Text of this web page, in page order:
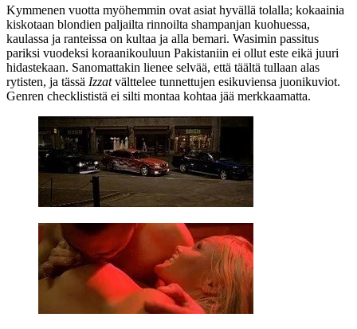
Kymmenen vuotta myöhemmin ovat asiat hyvällä tolalla; kokaainia
kiskotaan blondien paljailta rinnoilta shampanjan kuohuessa,
kaulassa ja ranteissa on kultaa ja alla bemari. Wasimin passitus
pariksi vuodeksi koraanikouluun Pakistaniin ei ollut este eikä juuri
hidastekaan. Sanomattakin lienee selvää, että täältä tullaan alas
rytisten, ja tässä Izzatvälttelee tunnettujen esikuviensa juonikuviot.
Genren checklististä ei silti montaa kohtaa jää merkkaamatta.